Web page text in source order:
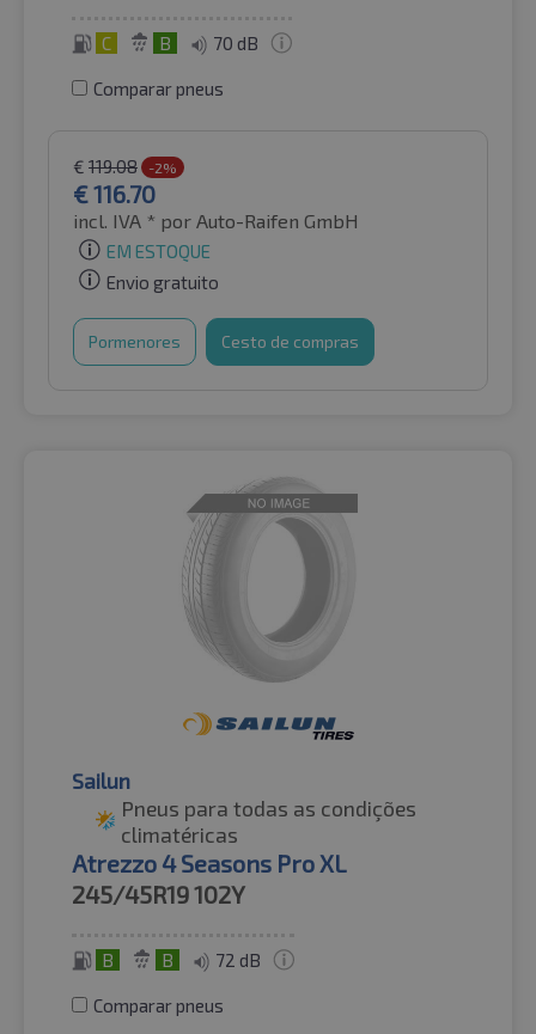
C B 70 dB
Comparar pneus
€ 119.08 -2%
€116.70
incl. IVA * por Auto-Raifen GmbH
EM ESTOQUE
Envio gratuito
Pormenores Cesto de compras
Sailun
Pneus para todas as condições
climatéricas
Atrezzo 4 Seasons Pro XL
245/45R19102Y
B B 72 dB
Comparar pneus